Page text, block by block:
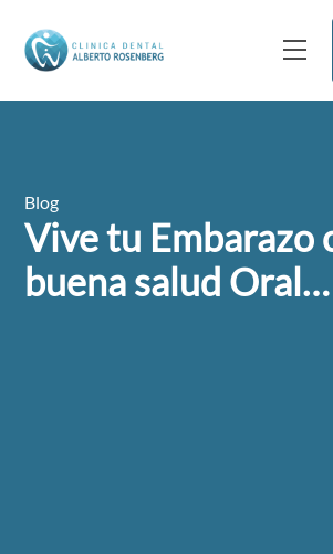
Blog
Vive tu Embarazo
buena salud Oral…